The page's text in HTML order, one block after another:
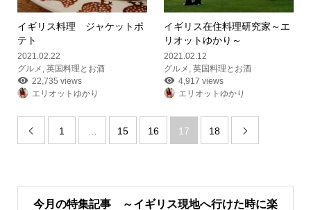
イギリス料理 ジャケットポ
テト
2021.02.22
グルメ , 英国料理とお酒
22,735 views
エリオットゆかり
イギリス在住料理研究家 ～エ
リオットゆかり～
2021.02.12
グルメ ,英国料理とお酒
4,917 views
エリオットゆかり
 1 … 15 16 17 18 
今月の特集記事 ～イギリス現地へ行けた時に楽